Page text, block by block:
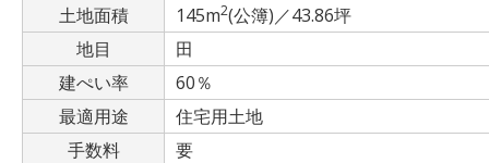
土地面積
145m2(公簿)／43.86坪
地目
田
建ぺい率
60％
最適用途
住宅用土地
手数料
要